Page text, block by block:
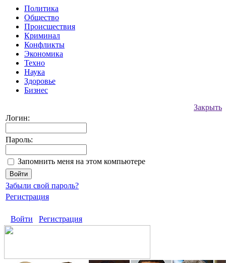
Политика
Общество
Происшествия
Криминал
Конфликты
Экономика
Техно
Наука
Здоровье
Бизнес
Закрыть
Логин:
Пароль:
Запомнить меня на этом компьютере
Забыли свой пароль?
Регистрация
Войти Регистрация